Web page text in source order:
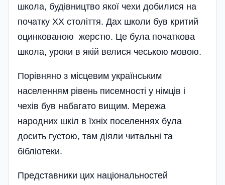
школа, будівництво якої чехи добилися на
початку ХХ століття. Дах школи був критий
оцинкованою жерстю. Це була початкова
школа, уроки в якій велися чеською мовою.
Порівняно з місцевим українським
населенням рівень писемності у німців і
чехів був набагато вищим. Мережа
народних шкіл в їхніх поселеннях була
досить густою, там діяли читальні та
бібліотеки.
Представники цих національностей